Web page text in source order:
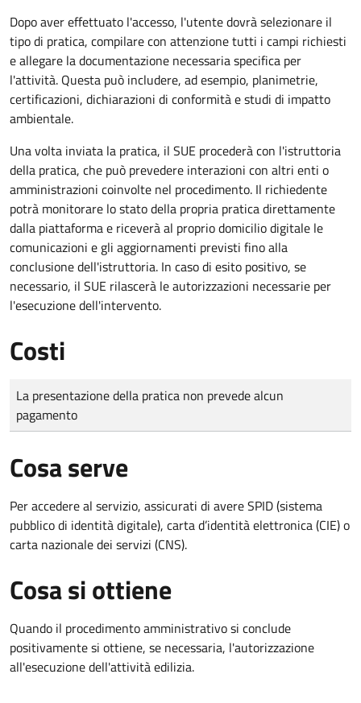
Dopo aver effettuato l'accesso, l'utente dovrà selezionare il
tipo di pratica, compilare con attenzione tutti i campi richiesti
e allegare la documentazione necessaria specifica per
l'attività. Questa può includere, ad esempio, planimetrie,
certificazioni, dichiarazioni di conformità e studi di impatto
ambientale.
Una volta inviata la pratica, il SUE procederà con l'istruttoria
della pratica, che può prevedere interazioni con altri enti o
amministrazioni coinvolte nel procedimento. Il richiedente
potrà monitorare lo stato della propria pratica direttamente
dalla piattaforma e riceverà al proprio domicilio digitale le
comunicazioni e gli aggiornamenti previsti fino alla
conclusione dell'istruttoria. In caso di esito positivo, se
necessario, il SUE rilascerà le autorizzazioni necessarie per
l'esecuzione dell'intervento.
Costi
Tipo di pagamento
Importo
La presentazione della pratica non prevede alcun
pagamento
Cosa serve
Per accedere al servizio, assicurati di avere SPID (sistema
pubblico di identità digitale), carta d’identità elettronica (CIE) o
carta nazionale dei servizi (CNS).
Cosa si ottiene
Quando il procedimento amministrativo si conclude
positivamente si ottiene, se necessaria, l'autorizzazione
all'esecuzione dell'attività edilizia.